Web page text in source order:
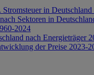
in
Sektoren in
2024
nach Energieträger
der Preise 2023-